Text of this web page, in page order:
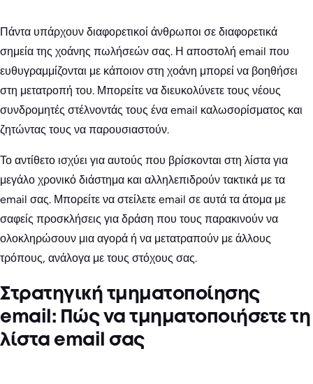
Πάντα υπάρχουν διαφορετικοί άνθρωποι σε διαφορετικά
σημεία της χοάνης πωλήσεών σας. Η αποστολή email που
ευθυγραμμίζονται με κάποιον στη χοάνη μπορεί να βοηθήσει
στη μετατροπή του. Μπορείτε να διευκολύνετε τους νέους
συνδρομητές στέλνοντάς τους ένα email καλωσορίσματος και
ζητώντας τους να παρουσιαστούν.
Το αντίθετο ισχύει για αυτούς που βρίσκονται στη λίστα για
μεγάλο χρονικό διάστημα και αλληλεπιδρούν τακτικά με τα
email σας. Μπορείτε να στείλετε email σε αυτά τα άτομα με
σαφείς προσκλήσεις για δράση που τους παρακινούν να
ολοκληρώσουν μια αγορά ή να μετατραπούν με άλλους
τρόπους, ανάλογα με τους στόχους σας.
Στρατηγική τμηματοποίησης
email: Πώς να τμηματοποιήσετε τη
λίστα email σας